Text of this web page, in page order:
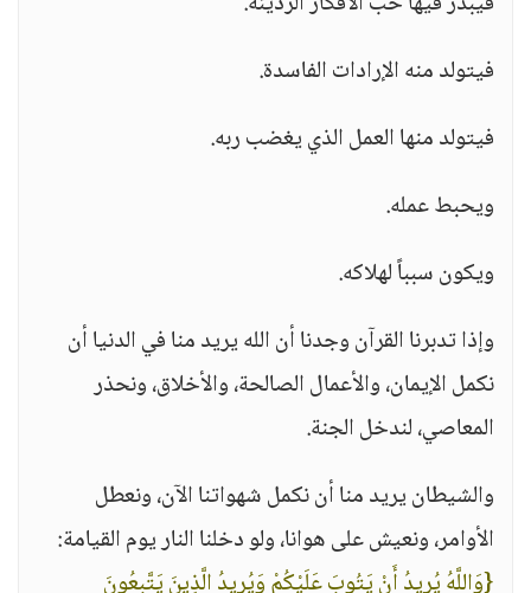
فيتولد منه الإرادات الفاسدة.
فيتولد منها العمل الذي يغضب ربه.
ويحبط عمله.
ويكون سبباً لهلاكه.
وإذا تدبرنا القرآن وجدنا أن الله يريد منا في الدنيا أن
نكمل الإيمان، والأعمال الصالحة، والأخلاق، ونحذر
المعاصي، لندخل الجنة.
والشيطان يريد منا أن نكمل شهواتنا الآن، ونعطل
الأوامر، ونعيش على هوانا، ولو دخلنا النار يوم القيامة:
{وَاللَّهُ يُرِيدُ أَنْ يَتُوبَ عَلَيْكُمْ وَيُرِيدُ الَّذِينَ يَتَّبِعُونَ